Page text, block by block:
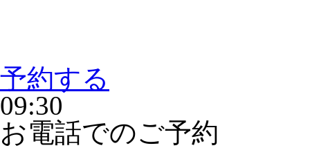
予約する
09:30
お電話でのご予約